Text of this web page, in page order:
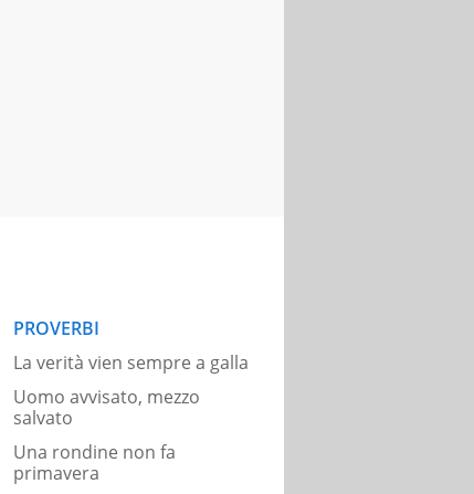
PROVERBI
La verità vien sempre a galla
Uomo avvisato, mezzo
salvato
Una rondine non fa
primavera